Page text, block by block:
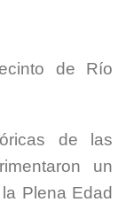
de Río
de las
un
Plena Edad